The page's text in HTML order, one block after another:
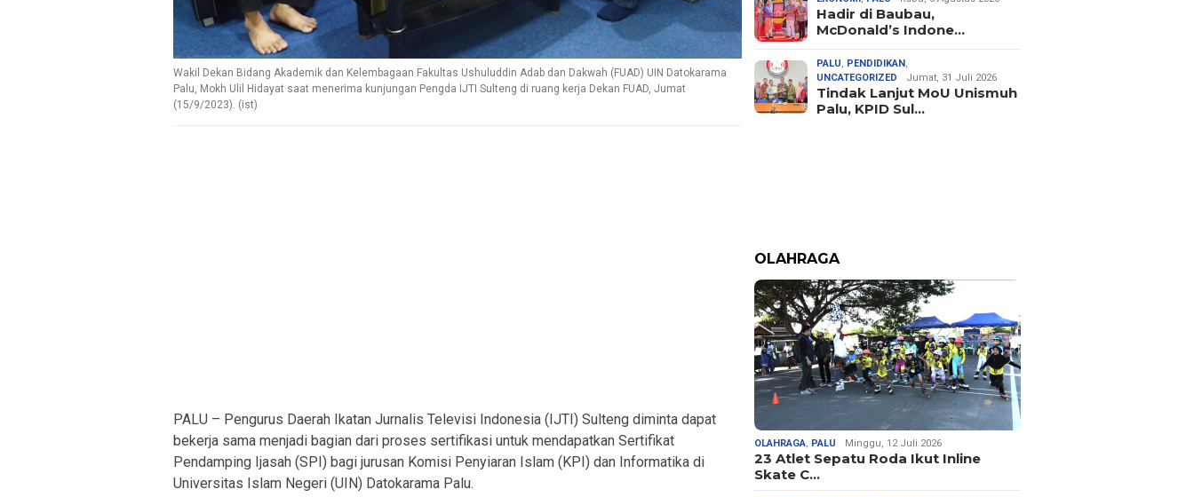
Wakil Dekan Bidang Akademik dan Kelembagaan Fakultas Ushuluddin Adab dan Dakwah (FUAD) UIN Datokarama
Palu, Mokh Ulil Hidayat saat menerima kunjungan Pengda IJTI Sulteng di ruang kerja Dekan FUAD, Jumat
(15/9/2023). (ist)
PALU – Pengurus Daerah Ikatan Jurnalis Televisi Indonesia (IJTI) Sulteng diminta dapat
bekerja sama menjadi bagian dari proses sertifikasi untuk mendapatkan Sertifikat
Pendamping Ijasah (SPI) bagi jurusan Komisi Penyiaran Islam (KPI) dan Informatika di
Universitas Islam Negeri (UIN) Datokarama Palu.
Hadir di Baubau,
McDonald’s Indone…
PALU, PENDIDIKAN,
UNCATEGORIZED
Jumat, 31 Juli 2026
Tindak Lanjut MoU Unismuh
Palu, KPID Sul…
OLAHRAGA
OLAHRAGA PALU Minggu, 12 Juli 2026
23 Atlet Sepatu Roda Ikut Inline
Skate C…